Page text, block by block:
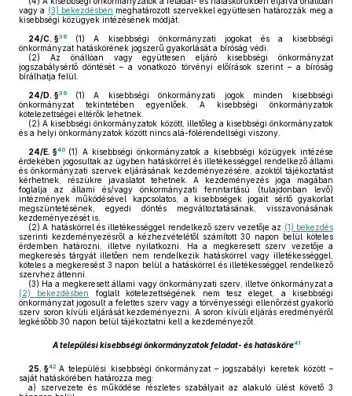
vagy a (3) bekezdésben meghatározott szervekkel együttesen határozzák meg a
kisebbségi közügyek intézésének módját.
24/C. §38 (1) A kisebbségi önkormányzati jogokat és a kisebbségi
önkormányzat hatáskörének jogszerű gyakorlását a bíróság védi.
(2) Az önállóan vagy együttesen eljáró kisebbségi önkormányzat
jogszabálysértő döntését – a vonatkozó törvényi előírások szerint – a bíróság
bírálhatja felül.
24/D. §39 (1) A kisebbségi önkormányzati jogok minden kisebbségi
önkormányzat tekintetében egyenlőek. A kisebbségi önkormányzatok
kötelezettségei eltérők lehetnek.
(2) A kisebbségi önkormányzatok között, illetőleg a kisebbségi önkormányzatok
és a helyi önkormányzatok között nincs alá-fölérendeltségi viszony.
24/E. §40 (1) A kisebbségi önkormányzatok a kisebbségi közügyek intézése
érdekében jogosultak az ügyben hatáskörrel és illetékességgel rendelkező állami
és önkormányzati szervek eljárásának kezdeményezésére, azoktól tájékoztatást
kérhetnek, részükre javaslatot tehetnek. A kezdeményezés joga magában
foglalja az állami és/vagy önkormányzati fenntartású (tulajdonban levő)
intézmények működésével kapcsolatos, a kisebbségek jogait sértő gyakorlat
megszüntetésének, egyedi döntés megváltoztatásának, visszavonásának
kezdeményezését is.
(2) A hatáskörrel és illetékességgel rendelkező szerv vezetője az (1) bekezdés
szerinti kezdeményezésről a kézhezvételétől számított 30 napon belül köteles
érdemben határozni, illetve nyilatkozni. Ha a megkeresett szerv vezetője a
megkeresés tárgyát illetően nem rendelkezik hatáskörrel vagy illetékességgel,
köteles a megkeresést 3 napon belül a hatáskörrel és illetékességgel rendelkező
szervhez áttenni.
(3) Ha a megkeresett állami vagy önkormányzati szerv, illetve önkormányzat a
(2) bekezdésben
foglalt kötelezettségének nem tesz eleget, a kisebbségi
önkormányzat jogosult a felettes szerv vagy a törvényességi ellenőrzést gyakorló
szerv soron kívüli eljárását kezdeményezni. A soron kívüli eljárás eredményéről
legkésőbb 30 napon belül tájékoztatni kell a kezdeményezőt.
A települési kisebbségi önkormányzatok feladat- és hatásköre41
25. §42 A települési kisebbségi önkormányzat – jogszabályi keretek között –
saját hatáskörében határozza meg:
a) szervezete és működése részletes szabályait az alakuló ülést követő 3